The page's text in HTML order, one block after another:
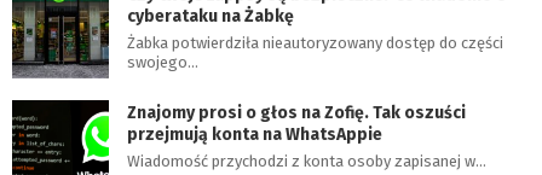
cyberataku na Żabkę
Żabka potwierdziła nieautoryzowany dostęp do części
swojego…
Znajomy prosi o głos na Zofię. Tak oszuści
przejmują konta na WhatsAppie
Wiadomość przychodzi z konta osoby zapisanej w…